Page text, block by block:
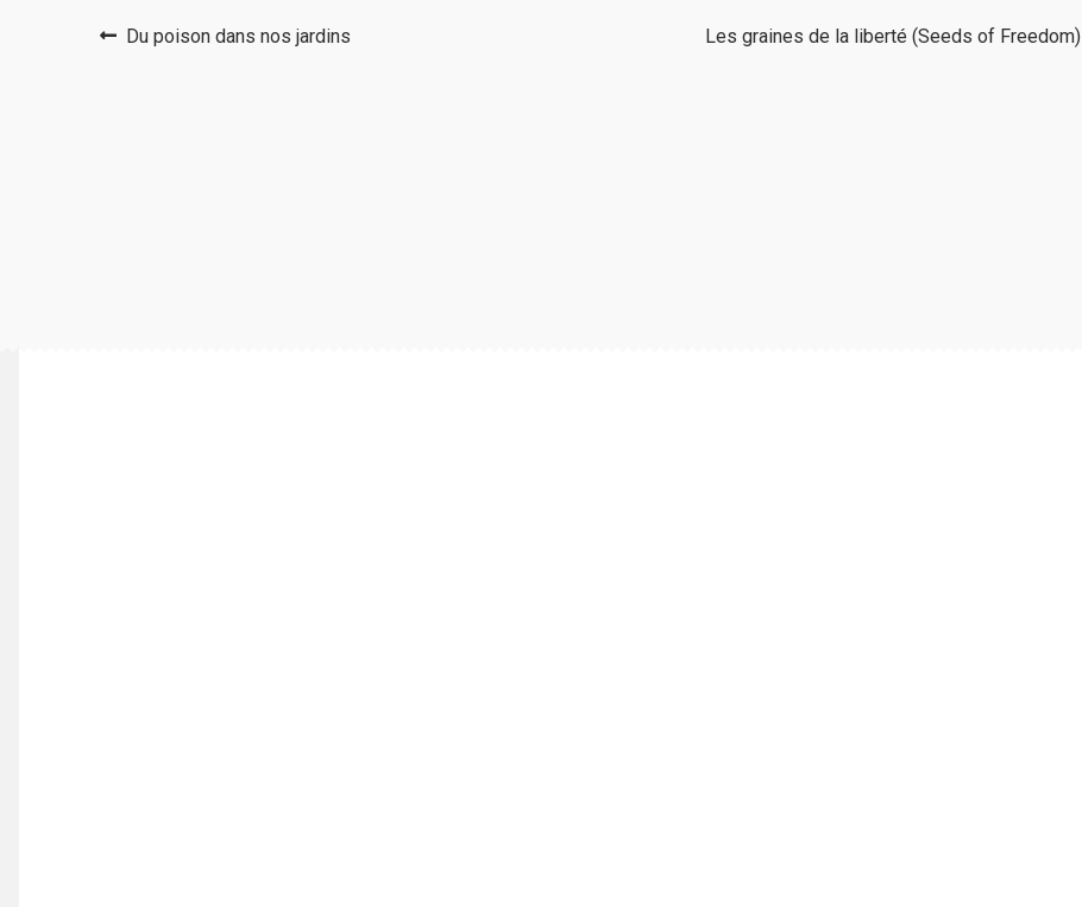
Navigation
Article
Du poison dans nos jardins
Article
Les graines de la liberté (Seeds of Freedom)